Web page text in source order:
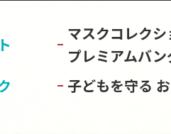
マスクコレク
プレミアムバ
子どもを守る